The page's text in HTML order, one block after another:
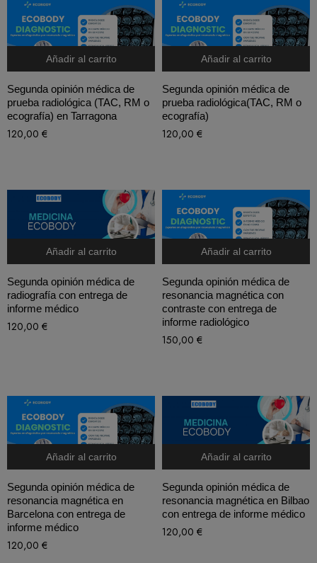
Añadir al carrito
Segunda opinión médica de
prueba radiológica (TAC, RM o
ecografía) en Tarragona
120,00 €
Añadir al carrito
Segunda opinión médica de
prueba radiológica(TAC, RM o
ecografía)
120,00 €
Añadir al carrito
Segunda opinión médica de
radiografía con entrega de
informe médico
120,00 €
Añadir al carrito
Segunda opinión médica de
resonancia magnética con
contraste con entrega de
informe radiológico
150,00 €
Añadir al carrito
Segunda opinión médica de
resonancia magnética en
Barcelona con entrega de
informe médico
120,00 €
Añadir al carrito
Segunda opinión médica de
resonancia magnética en Bilbao
con entrega de informe médico
120,00 €